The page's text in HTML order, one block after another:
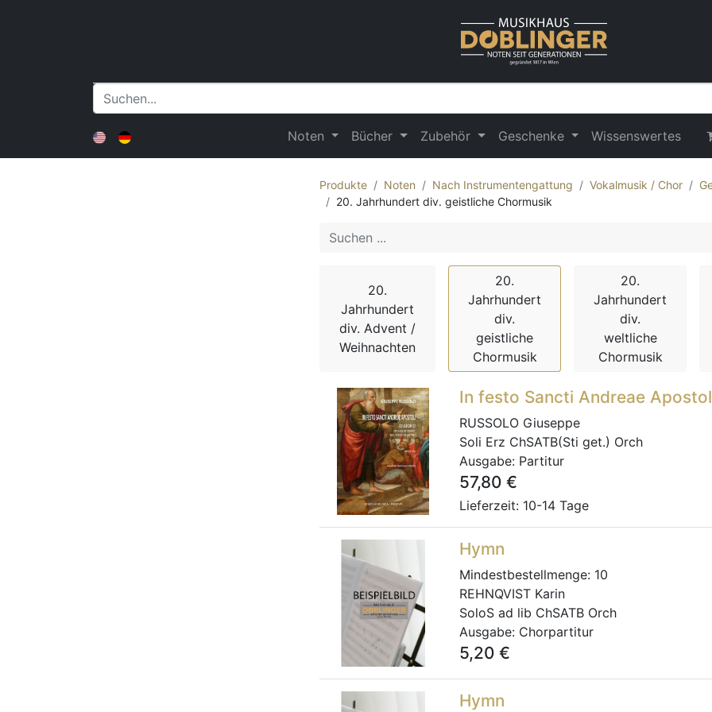
Noten Bücher Zubehör Geschenke Wissenswertes
Produkte Noten Nach Instrumentengattung Vokalmusik / Chor
20. Jahrhundert div. geistliche Chormusik
20.
Jahrhundert
div. Advent /
Weihnachten
20.
Jahrhundert
div.
geistliche
Chormusik
20.
Jahrhundert
div.
weltliche
Chormusik
In festo Sancti Andreae
RUSSOLO Giuseppe
Soli Erz ChSATB(Sti get.) Orch
Ausgabe: Partitur
57,80 €
Lieferzeit: 10-14 Tage
Hymn
Mindestbestellmenge: 10
REHNQVIST Karin
SoloS ad lib ChSATB Orch
Ausgabe: Chorpartitur
5,20 €
Hymn